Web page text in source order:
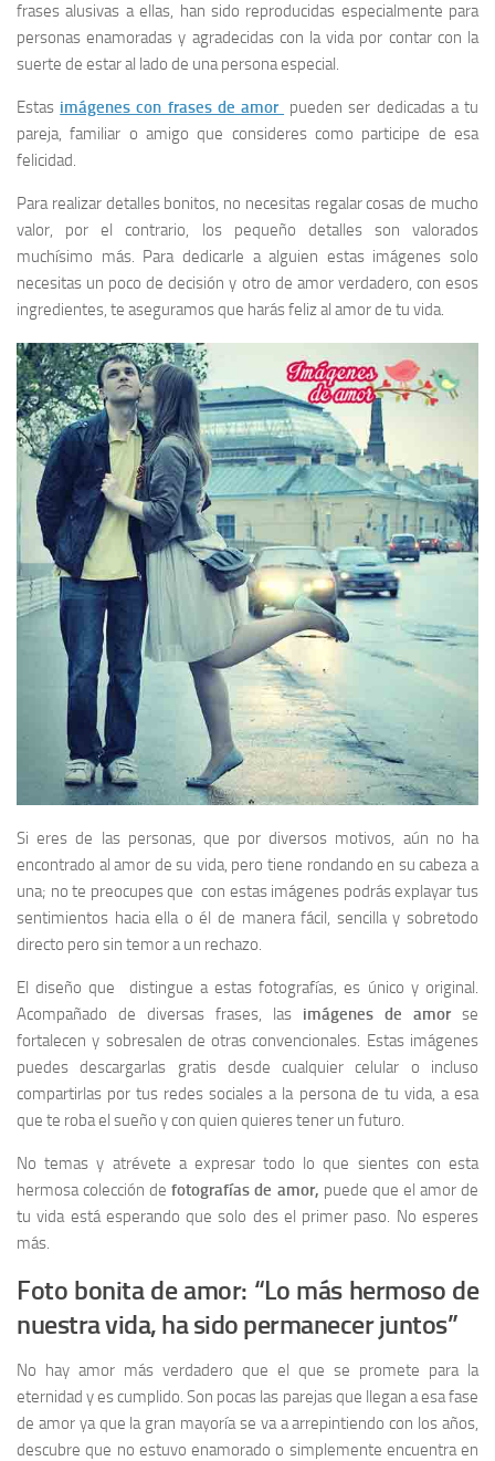
frases alusivas a ellas, han sido reproducidas especialmente para
personas enamoradas y agradecidas con la vida por contar con la
suerte de estar al lado de una persona especial.
Estas imágenes con frases de amor pueden ser dedicadas a tu
pareja, familiar o amigo que consideres como participe de esa
felicidad.
Para realizar detalles bonitos, no necesitas regalar cosas de mucho
valor, por el contrario, los pequeño detalles son valorados
muchísimo más. Para dedicarle a alguien estas imágenes solo
necesitas un poco de decisión y otro de amor verdadero, con esos
ingredientes, te aseguramos que harás feliz al amor de tu vida.
Si eres de las personas, que por diversos motivos, aún no ha
encontrado al amor de su vida, pero tiene rondando en su cabeza a
una; no te preocupes que con estas imágenes podrás explayar tus
sentimientos hacia ella o él de manera fácil, sencilla y sobretodo
directo pero sin temor a un rechazo.
El diseño que distingue a estas fotografías, es único y original.
Acompañado de diversas frases, las imágenes de amor se
fortalecen y sobresalen de otras convencionales. Estas imágenes
puedes descargarlas gratis desde cualquier celular o incluso
compartirlas por tus redes sociales a la persona de tu vida, a esa
que te roba el sueño y con quien quieres tener un futuro.
No temas y atrévete a expresar todo lo que sientes con esta
hermosa colección defotografías de amor, puede que el amor de
tu vida está esperando que solo des el primer paso. No esperes
más.
Foto bonita de amor: “Lo más hermoso de
nuestra vida, ha sido permanecer juntos”
No hay amor más verdadero que el que se promete para la
eternidad y es cumplido. Son pocas las parejas que llegan a esa fase
de amor ya que la gran mayoría se va a arrepintiendo con los años,
descubre que no estuvo enamorado o simplemente encuentra en